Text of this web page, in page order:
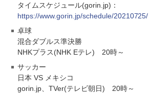
タイムスケジュール(gorin.jp)：
https://www.gorin.jp/schedule/20210725/
卓球
混合ダブルス準決勝
NHKプラス(NHK Eテレ) 20時～
サッカー
日本 VS メキシコ
gorin.jp、TVer(テレビ朝日) 20時～